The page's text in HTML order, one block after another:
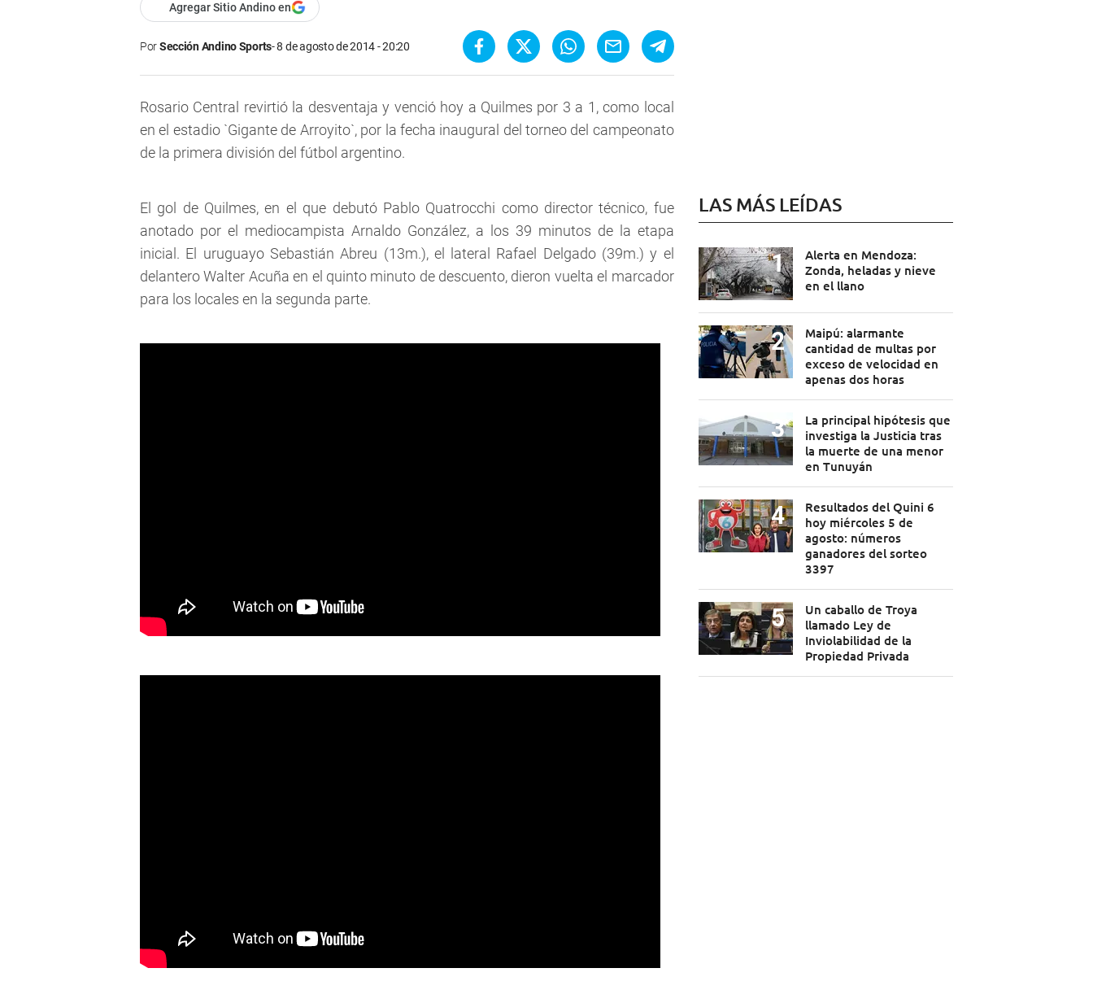
Agregar Sitio Andino en
PorSección Andino Sports 8 de agosto de 2014 - 20:20
Rosario Central revirtió la desventaja y venció hoy a Quilmes por 3 a 1, como local
en el estadio `Gigante de Arroyito`, por la fecha inaugural del torneo del campeonato
de la primera división del fútbol argentino.
El gol de Quilmes, en el que debutó Pablo Quatrocchi como director técnico, fue
anotado por el mediocampista Arnaldo González, a los 39 minutos de la etapa
inicial. El uruguayo Sebastián Abreu (13m.), el lateral Rafael Delgado (39m.) y el
delantero Walter Acuña en el quinto minuto de descuento, dieron vuelta el marcador
para los locales en la segunda parte.
LAS MÁS LEÍDAS
Alerta en Mendoza:
Zonda, heladas y nieve
en el llano
Maipú: alarmante
cantidad de multas por
exceso de velocidad en
apenas dos horas
La principal hipótesis que
investiga la Justicia tras
la muerte de una menor
en Tunuyán
Resultados del Quini 6
hoy miércoles 5 de
agosto: números
ganadores del sorteo
3397
Un caballo de Troya
llamado Ley de
Inviolabilidad de la
Propiedad Privada